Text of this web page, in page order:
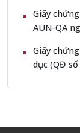
Giấy
AUN-QA
Giấy
dục (QĐ